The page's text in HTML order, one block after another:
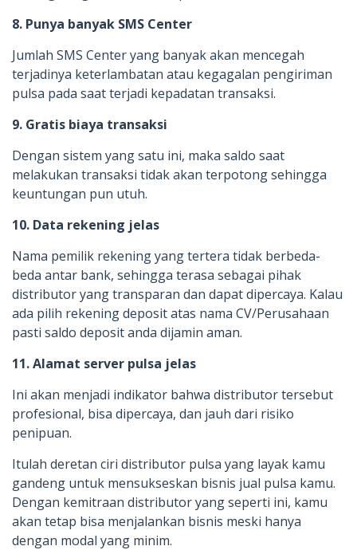
8. Punya banyak SMS Center
Jumlah SMS Center yang banyak akan mencegah
terjadinya keterlambatan atau kegagalan pengiriman
pulsa pada saat terjadi kepadatan transaksi.
9. Gratis biaya transaksi
Dengan sistem yang satu ini, maka saldo saat
melakukan transaksi tidak akan terpotong sehingga
keuntungan pun utuh.
10. Data rekening jelas
Nama pemilik rekening yang tertera tidak berbeda-
beda antar bank, sehingga terasa sebagai pihak
distributor yang transparan dan dapat dipercaya. Kalau
ada pilih rekening deposit atas nama CV/Perusahaan
pasti saldo deposit anda dijamin aman.
11. Alamat server pulsa jelas
Ini akan menjadi indikator bahwa distributor tersebut
profesional, bisa dipercaya, dan jauh dari risiko
penipuan.
Itulah deretan ciri distributor pulsa yang layak kamu
gandeng untuk mensukseskan bisnis jual pulsa kamu.
Dengan kemitraan distributor yang seperti ini, kamu
akan tetap bisa menjalankan bisnis meski hanya
dengan modal yang minim.